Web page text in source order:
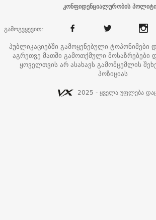
კონფიდენციალურობის
გამოგვყევით:
პუბლიკაციებში გამოყენებული
აგრეთვე მათში გამოთქმული მოსაზრებები
ყოველთვის არ ასახავს გამომცემლის
პოზიციას
2025 - ყველა უფლება